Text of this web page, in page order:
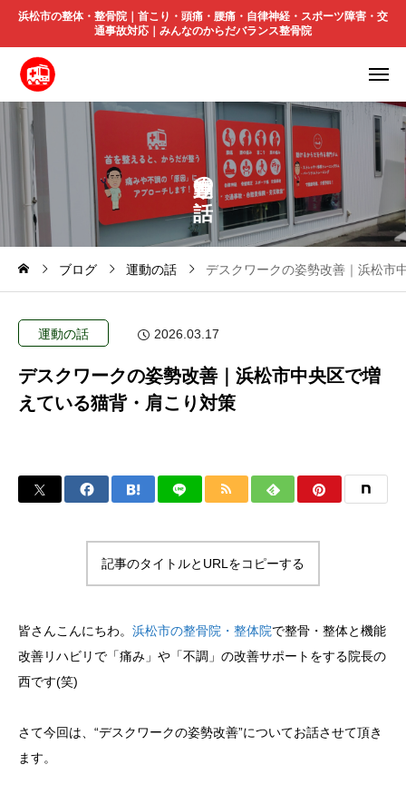
浜松市の整体・整骨院｜首こり・頭痛・腰痛・自律神経・スポーツ障害・交
通事故対応｜みんなのからだバランス整骨院
の
ブログ 運動の話 デスクワークの姿勢改善｜浜松市
運動の話 2026.03.17
デスクワークの姿勢改善｜浜松市中央区で増
えている猫背・肩こり対策
記事のタイトルとURLをコピーする
皆さんこんにちわ。 浜松市の整骨院・整体院で整骨・整体と機能
改善リハビリで「痛み」や「不調」の改善サポートをする院長の
西です(笑)
さて今回は、“デスクワークの姿勢改善”についてお話させて頂き
ます。